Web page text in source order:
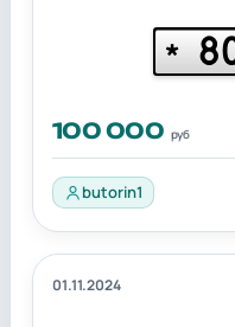
*
100 000 руб
butorin1
01.11.2024